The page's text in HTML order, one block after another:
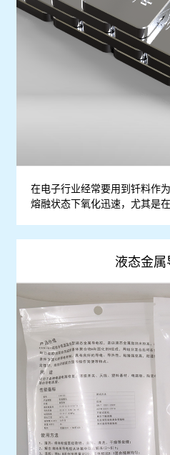
在电子行业经常要用到钎料作
熔融状态下氧化迅速，尤其是
化添加剂，目前基本靠进口，
液态金